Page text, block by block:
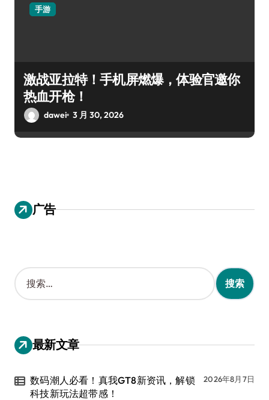
手游
激战亚拉特！手机屏燃爆，体验官邀你
热血开枪！
dawei 3 月 30, 2026
广告
搜
索
：
最新文章
数码潮人必看！真我GT8新资讯，解锁
科技新玩法超带感！
2026年8月7日